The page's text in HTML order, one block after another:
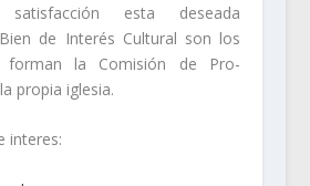
esta deseada
de Interés Cultural son los
forman la Comisión de Pro-
propia iglesia.
interes: